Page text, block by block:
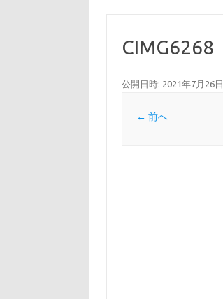
CIMG6268
公開日時: 2021年7月26日
← 前へ